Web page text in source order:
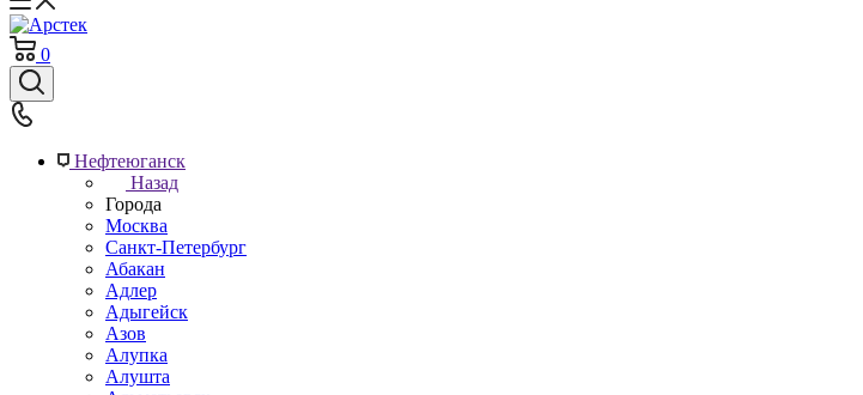
0
Нефтеюганск
Назад
Города
Москва
Санкт-Петербург
Абакан
Адлер
Адыгейск
Азов
Алупка
Алушта